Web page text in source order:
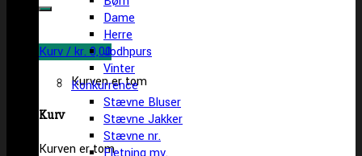
efter:
Kurv /kr. 0,00
Kurven er tom
Kurv
Kurven er tom
Dame
Herre
Jodhpurs
Vinter
Konkurrence
Stævne Bluser
Stævne Jakker
Stævne nr.